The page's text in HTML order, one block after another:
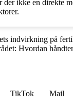
ikke en
indvirkning på
Hvordan
TikTok Mail